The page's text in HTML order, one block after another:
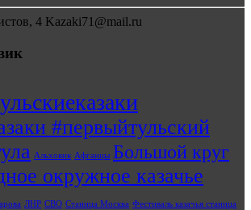
4 Kazaki71@mail.ru
#первыйтульский
Альховик Афганцы Большой круг
окружное казачье
ЛНР СВО Станица Москва Фестиваль казачья станица